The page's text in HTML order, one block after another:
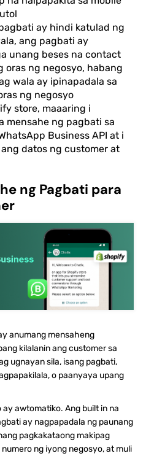
ay hindi katulad ng
ang pagbati ay
unang beses na contact
oras ng negosyo, habang
wala ay ipinapadala sa
ng negosyo
store, maaaring i
mensahe ng pagbati sa
Business API at i
datos ng customer at
ng Pagbati para
anumang mensaheng
kilalanin ang customer sa
ugnayan sila, isang pagbati,
o paanyaya upang
ay awtomatiko. Ang built in na
ay nagpapadala ng paunang
pagkakataong makipag
ng iyong negosyo, at muli